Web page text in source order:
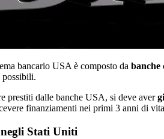
bancario USA è composto da banche
prestiti dalle banche USA, si deve aver
finanziamenti nei primi 3 anni di
Stati Uniti